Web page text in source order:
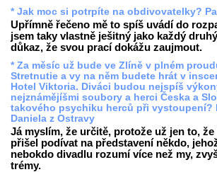
* Jak moc si potrpíte na obdivovatelky?
Upřímně řečeno mě to spíš uvádí do
jsem taky vlastně ješitný jako každý
důkaz, že svou prací dokážu zaujmout.
* Za měsíc už bude ve Zlíně v plném
Stretnutie a vy na něm budete hrát v
Hotel Viktoria. Diváci budou nejspíš
nejznámějíšmi soubory a herci Česka a
takového psychiku herců při vystoupení?
Daniela z Ostravy
Já myslím, že určitě, protože už jen to,
přišel podívat na představení někdo,
nebokdo divadlu rozumí více než my,
trémy.